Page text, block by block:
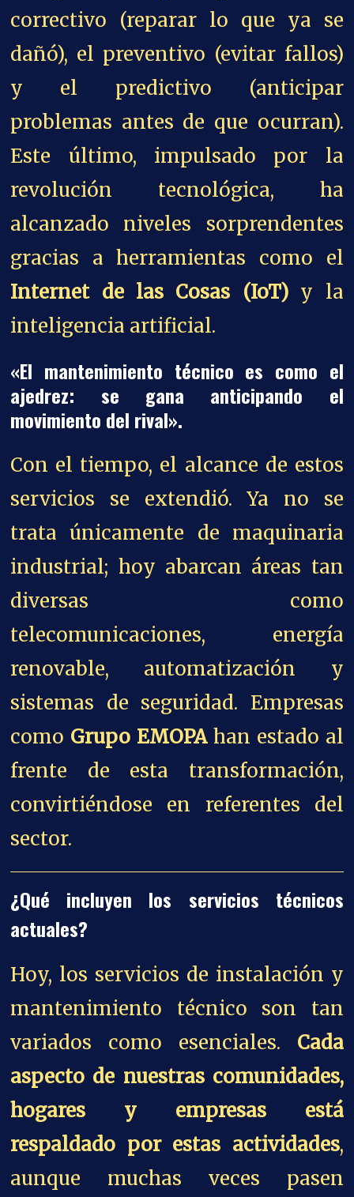
correctivo (reparar lo que ya se
dañó), el preventivo (evitar fallos)
y el predictivo (anticipar
problemas antes de que ocurran).
Este último, impulsado por la
revolución tecnológica, ha
alcanzado niveles sorprendentes
gracias a herramientas como el
Internet de las Cosas (IoT)y la
inteligencia artificial.
«El mantenimiento técnico es como el
ajedrez: se gana anticipando el
movimiento del rival».
Con el tiempo, el alcance de estos
servicios se extendió. Ya no se
trata únicamente de maquinaria
industrial; hoy abarcan áreas tan
diversas como
telecomunicaciones, energía
renovable, automatización y
sistemas de seguridad. Empresas
como Grupo EMOPAhan estado al
frente de esta transformación,
convirtiéndose en referentes del
sector.
¿Qué incluyen los servicios técnicos
actuales?
Hoy, los servicios de instalación y
mantenimiento técnico son tan
variados como esenciales. Cada
aspecto de nuestras comunidades,
hogares y empresas está
respaldado por estas actividades,
aunque muchas veces pasen